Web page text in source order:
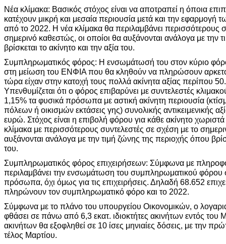
Νέα κλίμακα: Βασικός στόχος είναι να αποτραπεί η όποια
κατέχουν μικρή και μεσαία περιουσία μετά και την εφαρμογή
από το 2022. Η νέα κλίμακα θα περιλαμβάνει περισσότερους
σημερινό καθεστώς, οι οποίοι θα αυξάνονται ανάλογα με την
βρίσκεται το ακίνητο και την αξία του.
Συμπληρωματικός φόρος: Η ενσωμάτωσή του στον κύριο
στη μείωση του ΕΝΦΙΑ που θα κληθούν να πληρώσουν αρκετοί
τώρα είχαν στην κατοχή τους πολλά ακίνητα αξίας περίπου
Υπενθυμίζεται ότι ο φόρος επιβαρύνει με συντελεστές
1,15% τα φυσικά πρόσωπα με αστική ακίνητη περιουσία
πόλεων ή οικισμών εκτάσεις γης) συνολικής αντικειμενικής
ευρώ. Στόχος είναι η επιβολή φόρου για κάθε ακίνητο χωριστά
κλίμακα με περισσότερους συντελεστές σε σχέση με το
αυξάνονται ανάλογα με την τιμή ζώνης της περιοχής όπου
του.
Συμπληρωματικός φόρος επιχειρήσεων: Σύμφωνα με
περιλαμβάνει την ενσωμάτωση του συμπληρωματικού φόρου
πρόσωπα, όχι όμως για τις επιχειρήσεις. Δηλαδή 68.652
πληρώνουν τον συμπληρωματικό φόρο και το 2022.
Σύμφωνα με το πλάνο του υπουργείου Οικονομικών, ο
φθάσει σε πάνω από 6,3 εκατ. ιδιοκτήτες ακινήτων εντός του
ακινήτων θα εξοφληθεί σε 10 ίσες μηνιαίες δόσεις, με την
τέλος Μαρτίου.